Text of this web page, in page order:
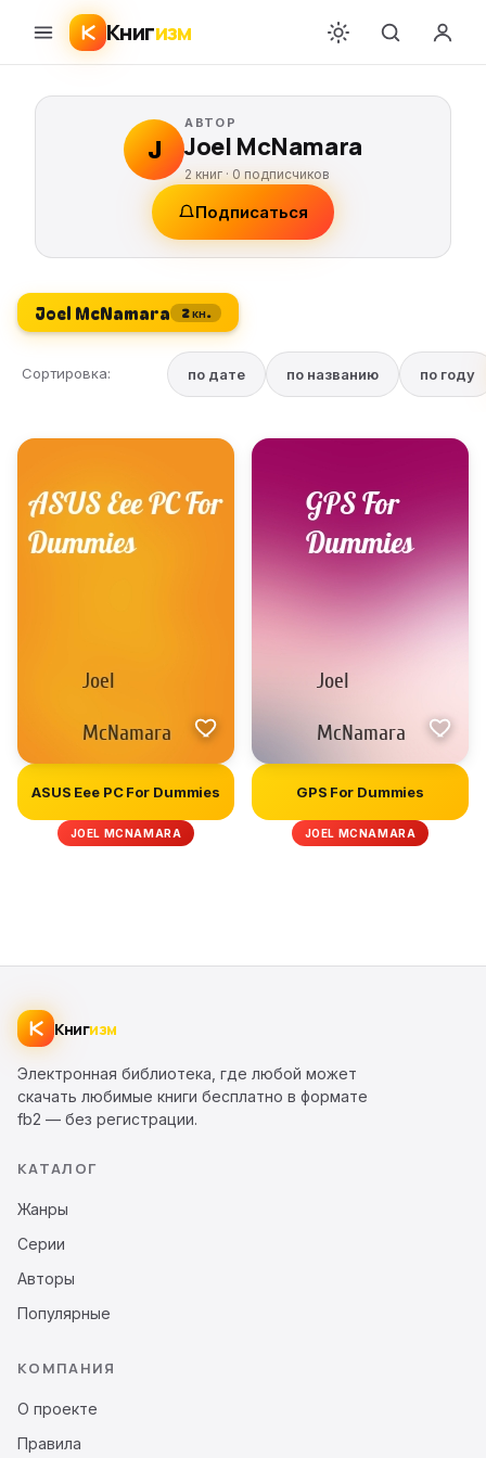
Книгизм
J
АВТОР
Joel McNamara
2 книг ·0 подписчиков
Подписаться
Joel McNamara 2 кн.
Сортировка: по дате по названию по году
ASUS Eee PC For Dummies
JOEL MCNAMARA
GPS For Dummies
JOEL MCNAMARA
Книгизм
Электронная библиотека, где любой может
скачать любимые книги бесплатно в формате
fb2 — без регистрации.
КАТАЛОГ
Жанры
Серии
Авторы
Популярные
КОМПАНИЯ
О проекте
Правила